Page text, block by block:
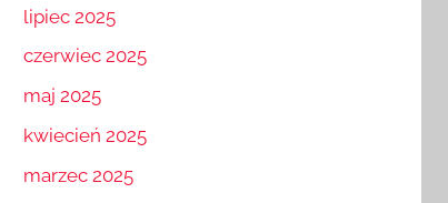
lipiec 2025
czerwiec 2025
maj 2025
kwiecień 2025
marzec 2025